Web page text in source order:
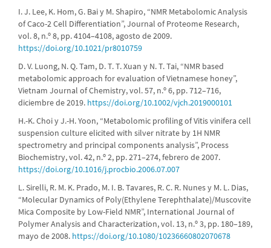
I. J. Lee, K. Hom, G. Bai y M. Shapiro, “NMR Metabolomic Analysis
of Caco-2 Cell Differentiation”, Journal of Proteome Research,
vol. 8, n.º 8, pp. 4104–4108, agosto de 2009.
https://doi.org/10.1021/pr8010759
D. V. Luong, N. Q. Tam, D. T. T. Xuan y N. T. Tai, “NMR based
metabolomic approach for evaluation of Vietnamese honey”,
Vietnam Journal of Chemistry, vol. 57, n.º 6, pp. 712–716,
diciembre de 2019. https://doi.org/10.1002/vjch.2019000101
H.-K. Choi y J.-H. Yoon, “Metabolomic profiling of Vitis vinifera cell
suspension culture elicited with silver nitrate by 1H NMR
spectrometry and principal components analysis”, Process
Biochemistry, vol. 42, n.º 2, pp. 271–274, febrero de 2007.
https://doi.org/10.1016/j.procbio.2006.07.007
L. Sirelli, R. M. K. Prado, M. I. B. Tavares, R. C. R. Nunes y M. L. Dias,
“Molecular Dynamics of Poly(Ethylene Terephthalate)/Muscovite
Mica Composite by Low-Field NMR”, International Journal of
Polymer Analysis and Characterization, vol. 13, n.º 3, pp. 180–189,
mayo de 2008. https://doi.org/10.1080/10236660802070678